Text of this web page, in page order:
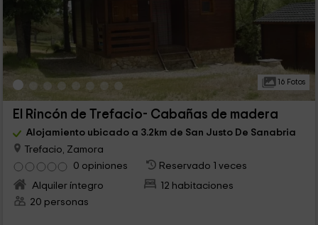
16 Fotos
El Rincón de Trefacio- Cabañas de madera
Alojamiento ubicado a 3.2km de San Justo De Sanabria
Trefacio, Zamora
0 opiniones
Reservado 1 veces
Alquiler íntegro
12 habitaciones
20 personas